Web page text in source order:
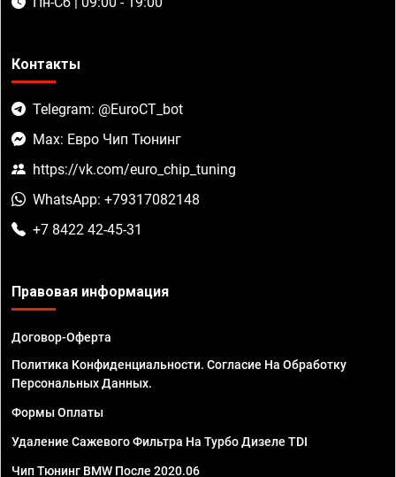
Контакты
Telegram: @EuroCT_bot
Max: Евро Чип Тюнинг
https://vk.com/euro_chip_tuning
WhatsApp: +79317082148
+7 8422 42-45-31
Правовая информация
Договор-Оферта
Политика Конфиденциальности. Согласие На Обработку
Персональных Данных.
Формы Оплаты
Удаление Сажевого Фильтра На Турбо Дизеле TDI
Чип Тюнинг BMW После 2020.06